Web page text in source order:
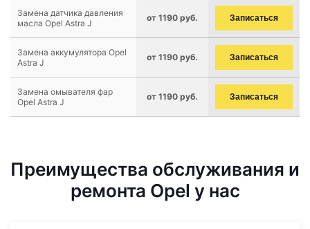
Замена датчика давления
масла Opel Astra J
от 1190 руб. Записаться
Замена аккумулятора Opel
Astra J
от 1190 руб. Записаться
Замена омывателя фар
Opel Astra J
от 1190 руб. Записаться
Преимущества обслуживания и
ремонта Opel у нас